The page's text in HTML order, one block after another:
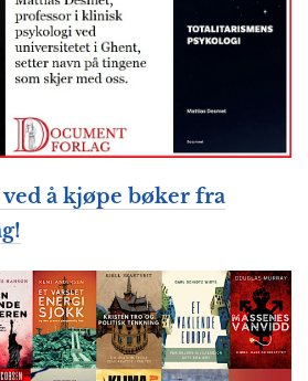
ved å kjøpe bøker fra